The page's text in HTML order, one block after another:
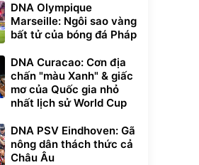
DNA Olympique
Marseille: Ngôi sao vàng
bất tử của bóng đá Pháp
DNA Curacao: Cơn địa
chấn "màu Xanh" & giấc
mơ của Quốc gia nhỏ
nhất lịch sử World Cup
DNA PSV Eindhoven: Gã
nông dân thách thức cả
Châu Âu